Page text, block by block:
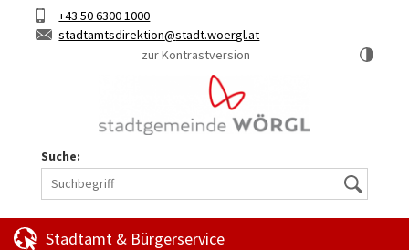
Hauptinhalt
KurztasteTelefon+43 50 6300 1000
E-
stadtamtsdirektion
stadt.woergl.at
zur Kontrastversion
Suche:
Suche
Stadtamt & Bürgerservice